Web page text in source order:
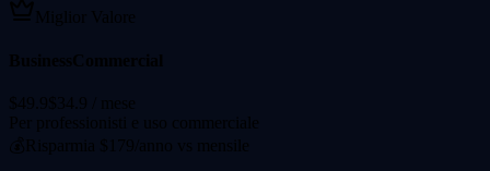
Miglior Valore
BusinessCommercial
$49.9$34.9
/ mese
Per professionisti e uso commerciale
💰 Risparmia $179/anno vs mensile